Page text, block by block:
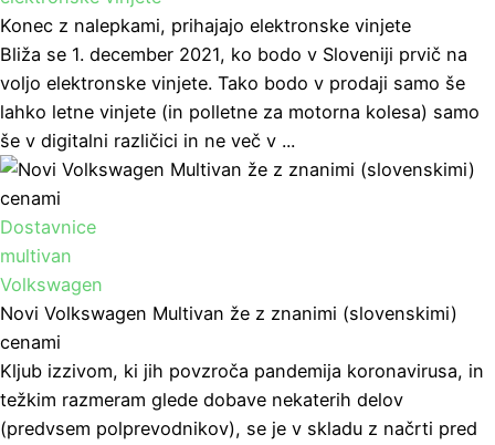
Konec z nalepkami, prihajajo elektronske vinjete
Bliža se 1. december 2021, ko bodo v Sloveniji prvič na
voljo elektronske vinjete. Tako bodo v prodaji samo še
lahko letne vinjete (in polletne za motorna kolesa) samo
še v digitalni različici in ne več v ...
Dostavnice
multivan
Volkswagen
Novi Volkswagen Multivan že z znanimi (slovenskimi)
cenami
Kljub izzivom, ki jih povzroča pandemija koronavirusa, in
težkim razmeram glede dobave nekaterih delov
(predvsem polprevodnikov), se je v skladu z načrti pred